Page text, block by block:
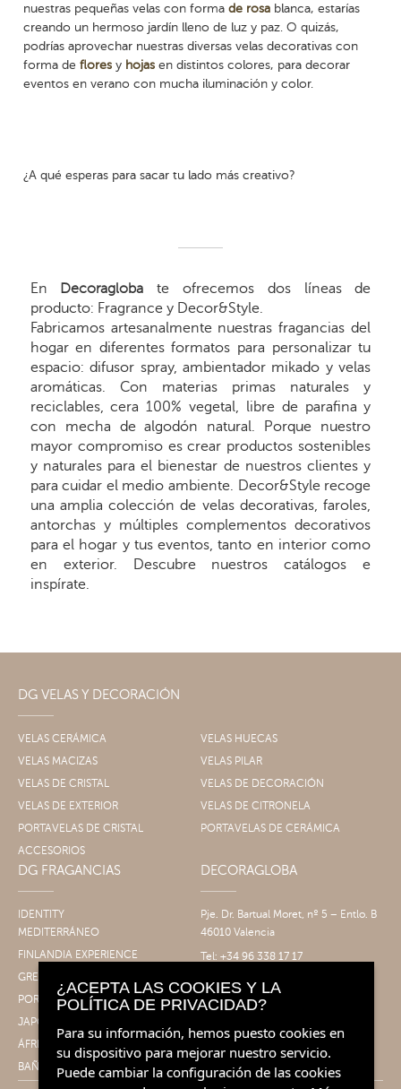
nuestras pequeñas velas con formade rosa blanca, estarías
creando un hermoso jardín lleno de luz y paz. O quizás,
podrías aprovechar nuestras diversas velas decorativas con
forma deflores y hojas en distintos colores, para decorar
eventos en verano con mucha iluminación y color.
¿A qué esperas para sacar tu lado más creativo?
En Decoragloba te ofrecemos dos líneas de
producto: Fragrance y Decor&Style.
Fabricamos artesanalmente nuestras fragancias del
hogar en diferentes formatos para personalizar tu
espacio: difusor spray, ambientador mikado y velas
aromáticas. Con materias primas naturales y
reciclables, cera 100% vegetal, libre de parafina y
con mecha de algodón natural. Porque nuestro
mayor compromiso es crear productos sostenibles
y naturales para el bienestar de nuestros clientes y
para cuidar el medio ambiente. Decor&Style recoge
una amplia colección de velas decorativas, faroles,
antorchas y múltiples complementos decorativos
para el hogar y tus eventos, tanto en interior como
en exterior. Descubre nuestros catálogos e
inspírate.
DG VELAS Y DECORACIÓN
VELAS CERÁMICA
VELAS HUECAS
VELAS MACIZAS
VELAS PILAR
VELAS DE CRISTAL
VELAS DE DECORACIÓN
VELAS DE EXTERIOR
VELAS DE CITRONELA
PORTAVELAS DE CRISTAL
PORTAVELAS DE CERÁMICA
ACCESORIOS
DG FRAGANCIAS
IDENTITY
MEDITERRÁNEO
FINLANDIA EXPERIENCE
GRECIA EXPERIENCE
PORTUGAL EXPERIENCE
JAPÓN EXPERIENCE
ÁFRICA EXPERIENCE
BAÑO&CUERPO
DECORAGLOBA
Pje. Dr. Bartual Moret, nº 5 – Entlo. B
46010 Valencia
Tel: +34 96 338 17 17
info@decoragloba.com
¿ACEPTA LAS COOKIES Y LA
POLÍTICA DE PRIVACIDAD?
Para su información, hemos puesto cookies en
su dispositivo para mejorar nuestro servicio.
Puede cambiar la configuración de las cookies